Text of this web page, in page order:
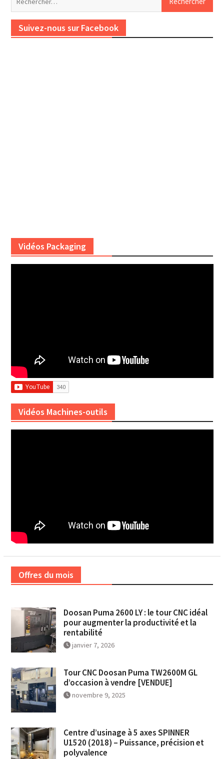
Suivez-nous sur Facebook
Vidéos Packaging
Vidéos Machines-outils
Offres du mois
Doosan Puma 2600 LY : le tour CNC idéal
pour augmenter la productivité et la
rentabilité
janvier 7, 2026
Tour CNC Doosan Puma TW2600M GL
d’occasion à vendre [VENDUE]
novembre 9, 2025
Centre d’usinage à 5 axes SPINNER
U1520 (2018) – Puissance, précision et
polyvalence